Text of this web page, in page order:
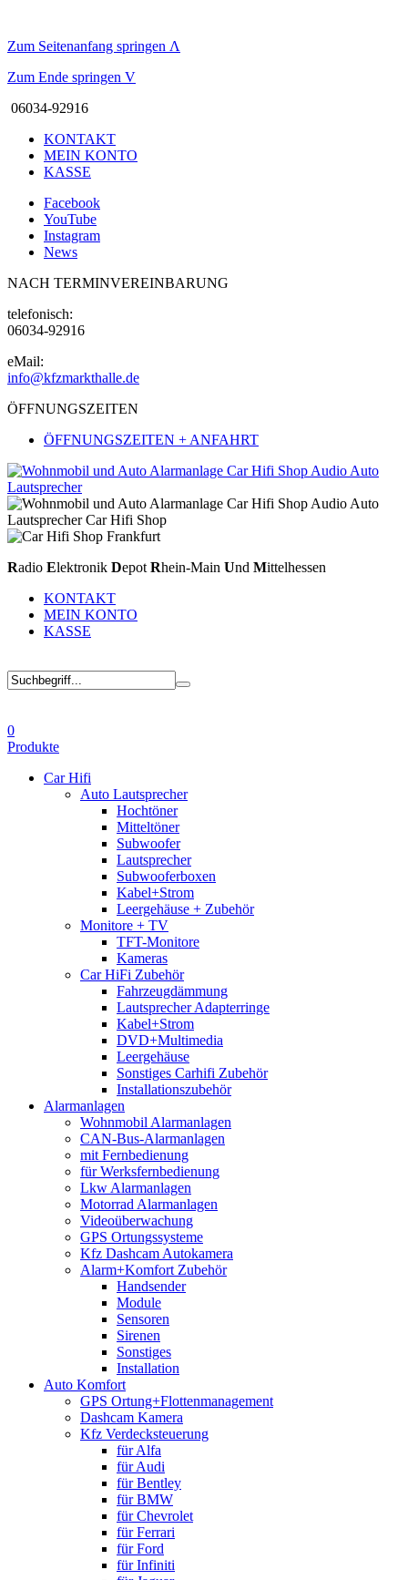
Zum Seitenanfang springen Λ
Zum Ende springen V
06034-92916
KONTAKT
MEIN KONTO
KASSE
Facebook
YouTube
Instagram
News
NACH TERMINVEREINBARUNG
telefonisch:
06034-92916
eMail:
info@kfzmarkthalle.de
ÖFFNUNGSZEITEN
ÖFFNUNGSZEITEN + ANFAHRT
Radio Elektronik Depot Rhein-Main Und Mittelhessen
KONTAKT
MEIN KONTO
KASSE
0
Produkte
Car Hifi
Auto Lautsprecher
Hochtöner
Mitteltöner
Subwoofer
Lautsprecher
Subwooferboxen
Kabel+Strom
Leergehäuse + Zubehör
Monitore + TV
TFT-Monitore
Kameras
Car HiFi Zubehör
Fahrzeugdämmung
Lautsprecher Adapterringe
Kabel+Strom
DVD+Multimedia
Leergehäuse
Sonstiges Carhifi Zubehör
Installationszubehör
Alarmanlagen
Wohnmobil Alarmanlagen
CAN-Bus-Alarmanlagen
mit Fernbedienung
für Werksfernbedienung
Lkw Alarmanlagen
Motorrad Alarmanlagen
Videoüberwachung
GPS Ortungssysteme
Kfz Dashcam Autokamera
Alarm+Komfort Zubehör
Handsender
Module
Sensoren
Sirenen
Sonstiges
Installation
Auto Komfort
GPS Ortung+Flottenmanagement
Dashcam Kamera
Kfz Verdecksteuerung
für Alfa
für Audi
für Bentley
für BMW
für Chevrolet
für Ferrari
für Ford
für Infiniti